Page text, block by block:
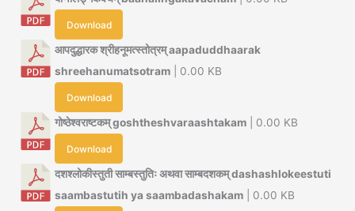
Download
आपदुद्धारक श्रीहनूमत्स्तोत्रम् aapaduddhaarak
shreehanumatsotram | 0.00 KB
Download
गोष्ठेश्वराष्टकम् goshtheshvaraashtakam | 0.00 KB
Download
दशश्लोकीस्तुती साम्बस्तुतिः अथवा साम्बदशकम् dashashlokeestuti
saambastutih ya saambadashakam | 0.00 KB